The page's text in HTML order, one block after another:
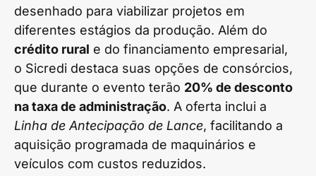
desenhado para viabilizar projetos em
diferentes estágios da produção. Além do
crédito rural e do financiamento empresarial,
o Sicredi destaca suas opções de consórcios,
que durante o evento terão 20% de desconto
na taxa de administração. A oferta inclui a
Linha de Antecipação de Lance, facilitando a
aquisição programada de maquinários e
veículos com custos reduzidos.